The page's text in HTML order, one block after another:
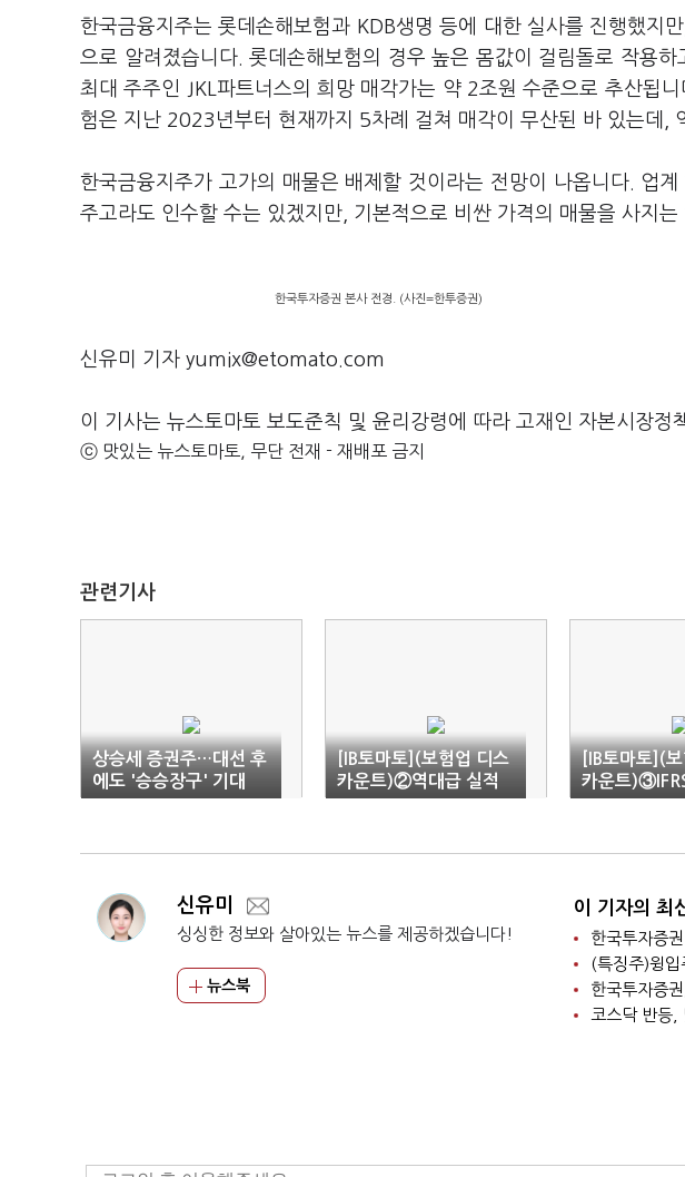
한국금융지주는 롯데손해보험과 KDB생명 등에 대한 실사를 진행했지
으로 알려졌습니다. 롯데손해보험의 경우 높은 몸값이 걸림돌로 작용
최대 주주인 JKL파트너스의 희망 매각가는 약 2조원 수준으로 추산됩
험은 지난 2023년부터 현재까지 5차례 걸쳐 매각이 무산된 바 있는데,
한국금융지주가 고가의 매물은 배제할 것이라는 전망이 나옵니다. 업
주고라도 인수할 수는 있겠지만, 기본적으로 비싼 가격의 매물을 사지
한국투자증권 본사 전경. (사진=한투증권)
신유미 기자 yumix@etomato.com
이 기사는 뉴스토마토 보도준칙 및 윤리강령에 따라 고재인 자본시장정
ⓒ 맛있는 뉴스토마토, 무단 전재 - 재배포 금지
관련기사
상승세 증권주…대선 후
에도 '승승장구' 기대
[IB토마토](보험업 디스
카운트)②역대급 실적
에도 자본·규제 '발목'
[IB토마토](
카운트
힌 배당…양
신유미
싱싱한 정보와 살아있는 뉴스를 제공하겠습니다!
뉴스북
이 기자의 최
한국투자증
(특징주)윙입
한국투자증
코스닥 반등